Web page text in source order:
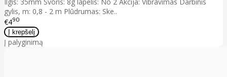
gylis, m: 0,8 - 2 m Plūdrumas: Ske..
€490
Į palyginimą